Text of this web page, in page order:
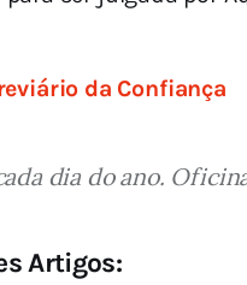
da Confiança
dia do ano.
Artigos: